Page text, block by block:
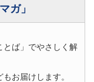
ガ」
とば」でやさしく解
お届けします。